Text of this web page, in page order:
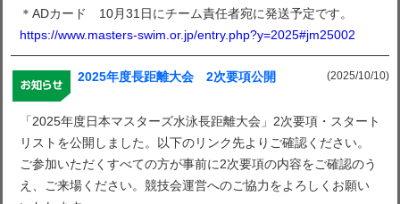
＊ADカード 10月31日にチーム責任者宛に発送予定です。
https://www.masters-swim.or.jp/entry.php?y=2025#jm25002
(2025/10/10)
2025年度長距離大会 2次要項公開
「2025年度日本マスターズ水泳長距離大会」2次要項・スタート
リストを公開しました。以下のリンク先よりご確認ください。
ご参加いただくすべての方が事前に2次要項の内容をご確認のう
え、ご来場ください。競技会運営へのご協力をよろしくお願い